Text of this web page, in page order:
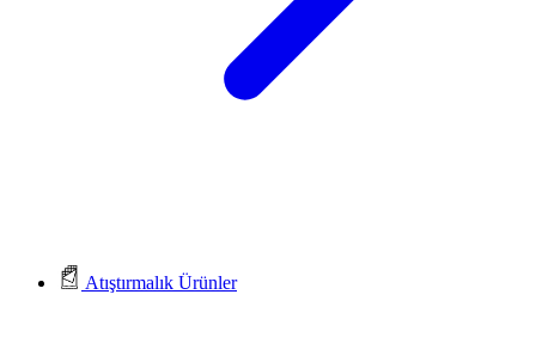
Atıştırmalık Ürünler